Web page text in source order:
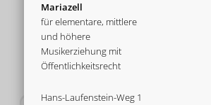
Mariazell
für elementare, mittlere
und höhere
Musikerziehung mit
Öffentlichkeitsrecht
Hans-Laufenstein-Weg 1